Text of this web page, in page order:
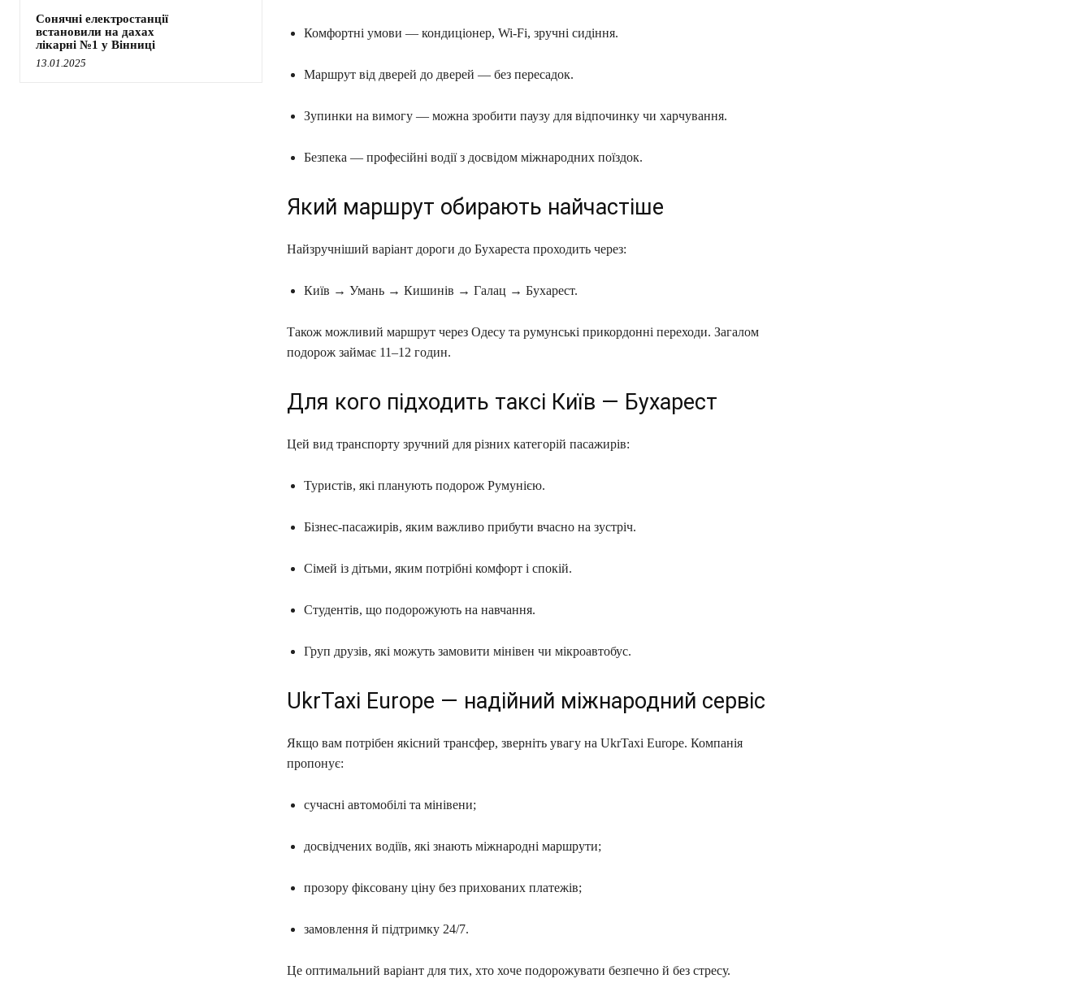
Сонячні електростанції
встановили на дахах
лікарні №1 у Вінниці
13.01.2025
Комфортні умови — кондиціонер, Wi-Fi, зручні сидіння.
Маршрут від дверей до дверей — без пересадок.
Зупинки на вимогу — можна зробити паузу для відпочинку чи харчування.
Безпека — професійні водії з досвідом міжнародних поїздок.
Який маршрут обирають найчастіше
Найзручніший варіант дороги до Бухареста проходить через:
Київ → Умань → Кишинів → Галац → Бухарест.
Також можливий маршрут через Одесу та румунські прикордонні переходи. Загалом
подорож займає 11–12 годин.
Для кого підходить таксі Київ — Бухарест
Цей вид транспорту зручний для різних категорій пасажирів:
Туристів, які планують подорож Румунією.
Бізнес-пасажирів, яким важливо прибути вчасно на зустріч.
Сімей із дітьми, яким потрібні комфорт і спокій.
Студентів, що подорожують на навчання.
Груп друзів, які можуть замовити мінівен чи мікроавтобус.
UkrTaxi Europe — надійний міжнародний сервіс
Якщо вам потрібен якісний трансфер, зверніть увагу на UkrTaxi Europe. Компанія
пропонує:
сучасні автомобілі та мінівени;
досвідчених водіїв, які знають міжнародні маршрути;
прозору фіксовану ціну без прихованих платежів;
замовлення й підтримку 24/7.
Це оптимальний варіант для тих, хто хоче подорожувати безпечно й без стресу.